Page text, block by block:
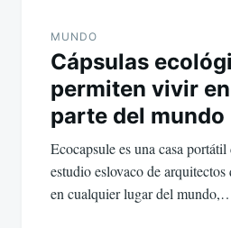
MUNDO
Cápsulas
permiten vivir
parte del mundo
Ecocapsule es una casa
estudio eslovaco de
en cualquier lugar del